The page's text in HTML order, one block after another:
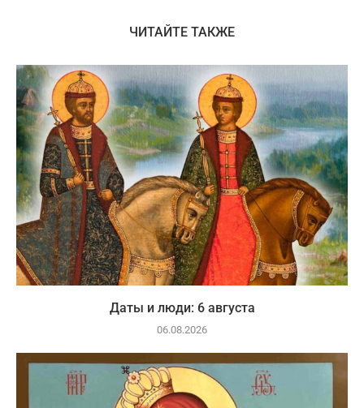
ЧИТАЙТЕ ТАКЖЕ
Даты и люди: 6 августа
06.08.2026